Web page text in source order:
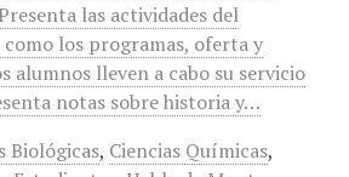
las actividades del
los programas, oferta y
alumnos lleven a cabo su servicio
notas sobre historia y…
Biológicas, Ciencias Químicas,